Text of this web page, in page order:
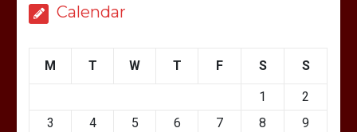
Calendar
M T W T F S S
1
2
3
4 5 6 7 8
9